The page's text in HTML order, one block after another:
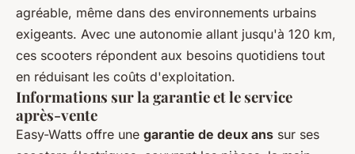
agréable, même dans des environnements urbains
exigeants. Avec une autonomie allant jusqu'à 120 km,
ces scooters répondent aux besoins quotidiens tout
en réduisant les coûts d'exploitation.
Informations sur la garantie et le service
après-vente
Easy-Watts offre une garantie de deux ans sur ses